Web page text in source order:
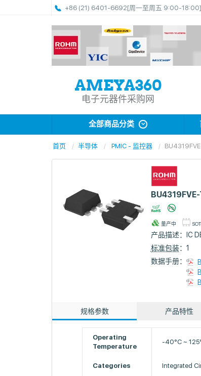
+86 (21) 6401-6692[周一至周五 9:00-18:00]
电子元器件采购网
全部商品分类
首页 半导体 PMIC - 监控器
BU4319FVE-
量产中
产品描述：
IC
标准包装：1
数据手册：
规格参数 产品特性
Operating
Temperature
-40°C ~
Categories Integrated